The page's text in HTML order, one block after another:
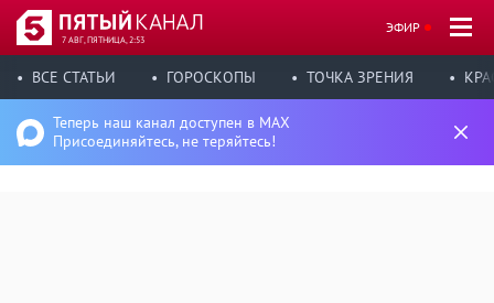
7 АВГ, ПЯТНИЦА, 2:53
ЭФИР
ВСЕ СТАТЬИ ГОРОСКОПЫ ТОЧКА ЗРЕНИЯ
Теперь наш канал доступен в MAX
Присоединяйтесь, не теряйтесь!